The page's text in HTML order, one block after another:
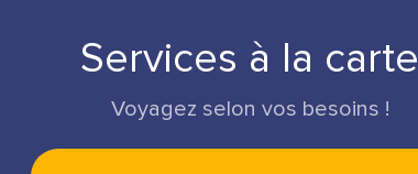
Services à la carte
Voyagez selon vos besoins !